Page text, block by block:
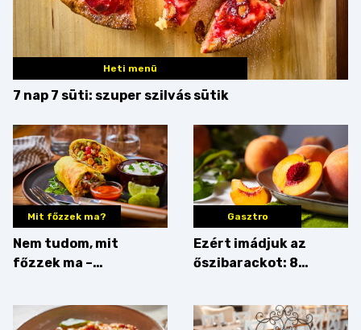
Heti menü
7 nap 7 süti: szuper szilvás sütik
Mit főzzek ma?
Nem tudom, mit
főzzek ma –
Gasztro
Ezért imádjuk az
őszibarackot: 8
augusztusban
feltankolj belőle